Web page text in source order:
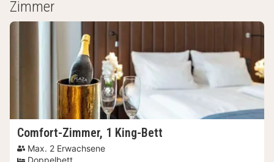
Zimmer
Comfort-Zimmer, 1 King-Bett
Max. 2 Erwachsene
Doppelbett